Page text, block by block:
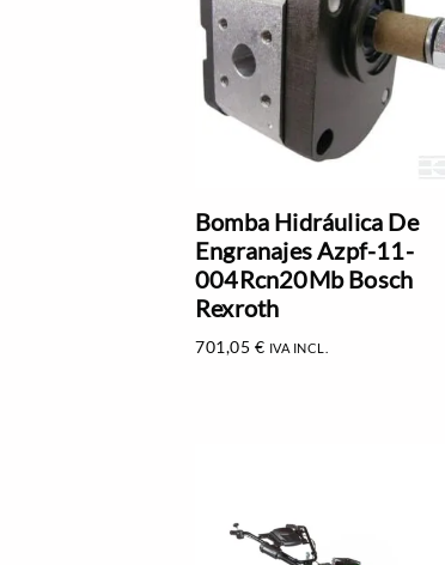
Bomba Hidráulica De
Engranajes Azpf-11-
004Rcn20Mb Bosch
Rexroth
701,05 € IVA INCL.